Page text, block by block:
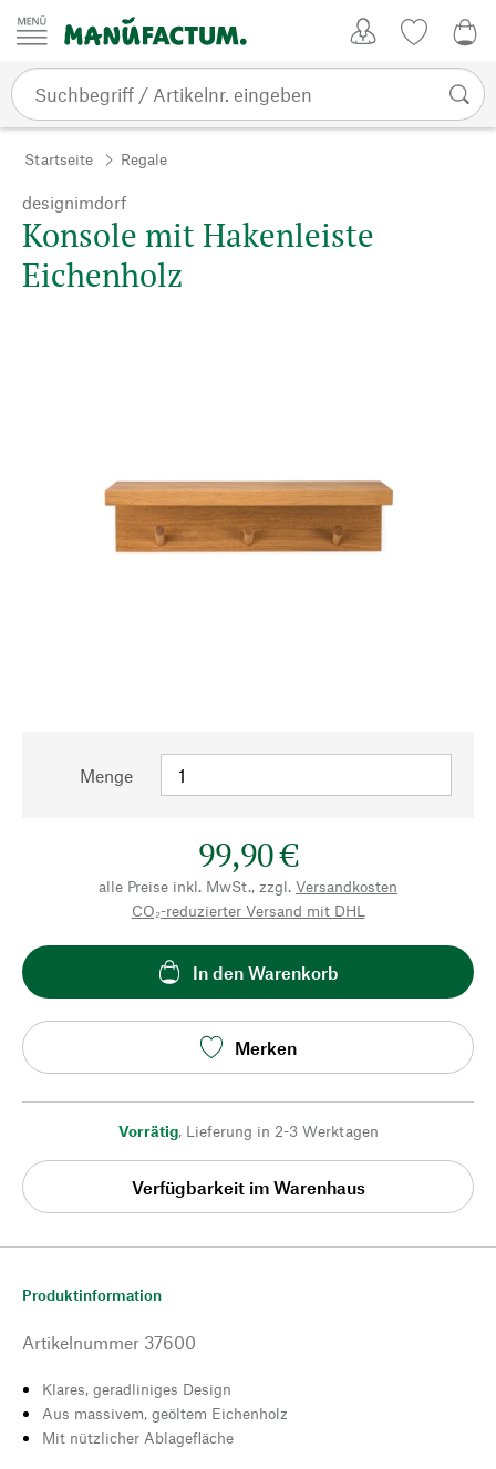
Zum Inhalt springen
Startseite Regale
designimdorf
Konsole mit Hakenleiste
Eichenholz
Menge
99,90 €
alle Preise inkl. MwSt., zzgl. Versandkosten
CO₂-reduzierter Versand mit DHL
In den Warenkorb
Merken
Vorrätig, Lieferung in 2-3 Werktagen
Verfügbarkeit im Warenhaus
Produktinformation
Artikelnummer 37600
Klares, geradliniges Design
Aus massivem, geöltem Eichenholz
Mit nützlicher Ablagefläche